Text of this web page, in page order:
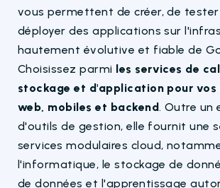
vous permettent de créer, de
déployer des applications sur
hautement évolutive et fiable de
Choisissez parmi les services de
stockage et d'application pour vos
web, mobiles et backend. Outre un
d'outils de gestion, elle fournit une
services modulaires cloud,
l'informatique, le stockage de
de données et l'apprentissage